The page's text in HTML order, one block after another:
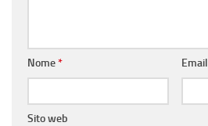
Nome* Email
Sito web